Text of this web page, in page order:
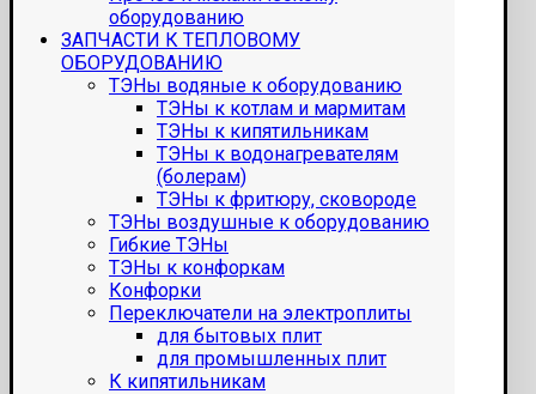
оборудованию
ЗАПЧАСТИ К ТЕПЛОВОМУ
ОБОРУДОВАНИЮ
ТЭНы водяные к оборудованию
ТЭНы к котлам и мармитам
ТЭНы к кипятильникам
ТЭНы к водонагревателям
(болерам)
ТЭНы к фритюру, сковороде
ТЭНы воздушные к оборудованию
Гибкие ТЭНы
ТЭНы к конфоркам
Конфорки
Переключатели на электроплиты
для бытовых плит
для промышленных плит
К кипятильникам